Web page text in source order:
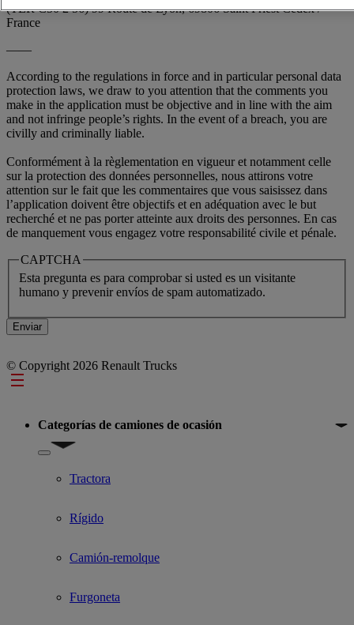
(TER C50 2 56) 99 Route de Lyon, 69806 Saint Priest Cedex /
France
——
According to the regulations in force and in particular personal data
protection laws, we draw to you attention that the comments you
make in the application must be objective and in line with the aim
and not infringe people’s rights. In the event of a breach, you are
civilly and criminally liable.
Conformément à la règlementation en vigueur et notamment celle
sur la protection des données personnelles, nous attirons votre
attention sur le fait que les commentaires que vous saisissez dans
l’application doivent être objectifs et en adéquation avec le but
recherché et ne pas porter atteinte aux droits des personnes. En cas
de manquement vous engagez votre responsabilité civile et pénale.
CAPTCHA
Esta pregunta es para comprobar si usted es un visitante
humano y prevenir envíos de spam automatizado.
© Copyright 2026 Renault Trucks
Footer
Categorías de camiones de ocasión
Show submenu for Categorías de camiones de ocasión
Tractora
Rígido
Camión-remolque
Furgoneta